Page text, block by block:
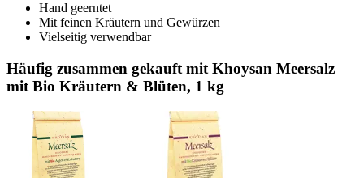
Hand geerntet
Mit feinen Kräutern und Gewürzen
Vielseitig verwendbar
Häufig zusammen gekauft mit Khoysan Meersalz
mit Bio Kräutern & Blüten, 1 kg